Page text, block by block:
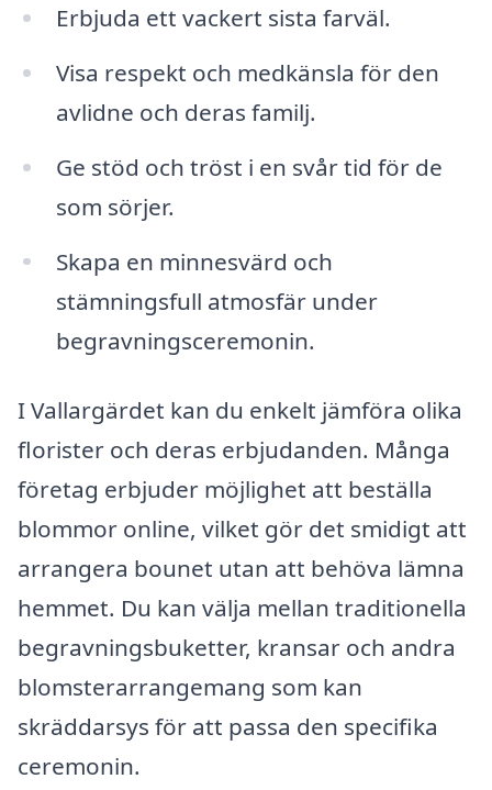
Erbjuda ett vackert sista farväl.
Visa respekt och medkänsla för den
avlidne och deras familj.
Ge stöd och tröst i en svår tid för de
som sörjer.
Skapa en minnesvärd och
stämningsfull atmosfär under
begravningsceremonin.
I Vallargärdet kan du enkelt jämföra olika
florister och deras erbjudanden. Många
företag erbjuder möjlighet att beställa
blommor online, vilket gör det smidigt att
arrangera bounet utan att behöva lämna
hemmet. Du kan välja mellan traditionella
begravningsbuketter, kransar och andra
blomsterarrangemang som kan
skräddarsys för att passa den specifika
ceremonin.